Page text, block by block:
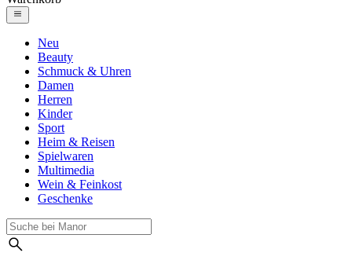
Neu
Beauty
Schmuck & Uhren
Damen
Herren
Kinder
Sport
Heim & Reisen
Spielwaren
Multimedia
Wein & Feinkost
Geschenke